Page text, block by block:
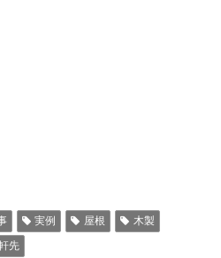
実例 屋根
木製
先